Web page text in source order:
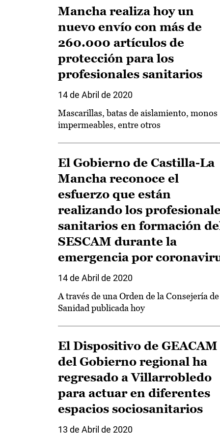
Mancha realiza hoy un
nuevo envío con más de
260.000 artículos de
protección para los
profesionales sanitarios
14 de Abril de 2020
Mascarillas, batas de aislamiento, monos
impermeables, entre otros
El Gobierno de Castilla-La
Mancha reconoce el
esfuerzo que están
realizando los
sanitarios en formación
SESCAM durante la
emergencia por
14 de Abril de 2020
A través de una Orden de la Consejería de
Sanidad publicada hoy
El Dispositivo de GEACAM
del Gobierno regional ha
regresado a Villarrobledo
para actuar en diferentes
espacios sociosanitarios
13 de Abril de 2020